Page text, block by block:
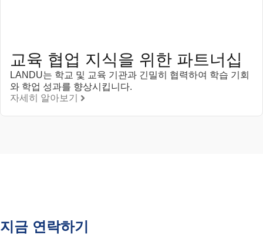
교육 협업 지식을 위한 파트너십
LANDU는 학교 및 교육 기관과 긴밀히 협력하여 학습 기회
와 학업 성과를 향상시킵니다.
자세히 알아보기
지금 연락하기